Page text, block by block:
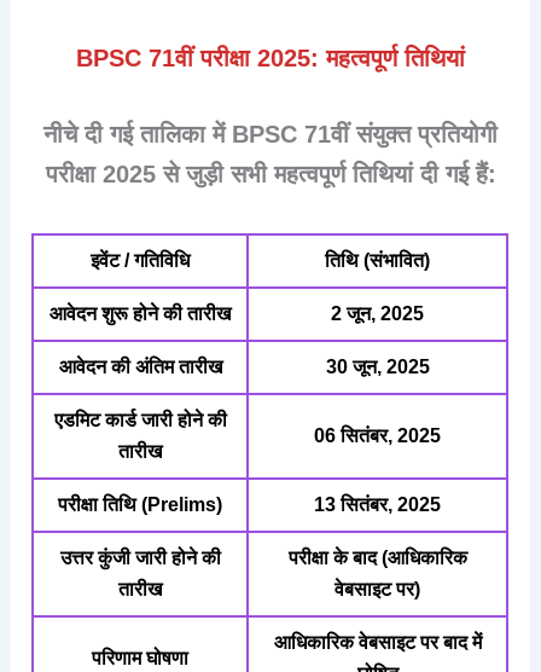
BPSC 71वीं परीक्षा 2025: महत्वपूर्ण तिथियां
नीचे दी गई तालिका में BPSC 71वीं संयुक्त प्रतियोगी
परीक्षा 2025से जुड़ी सभी महत्वपूर्ण तिथियां दी गई हैं:
इवेंट / गतिविधि तिथि (संभावित)
आवेदन शुरू होने की तारीख 2 जून, 2025
आवेदन की अंतिम तारीख 30 जून, 2025
एडमिट कार्ड जारी होने की
तारीख
06 सितंबर, 2025
परीक्षा तिथि (Prelims) 13 सितंबर, 2025
उत्तर कुंजी जारी होने की
तारीख
परीक्षा के बाद (आधिकारिक
वेबसाइट पर)
परिणाम घोषणा
आधिकारिक वेबसाइट पर बाद में